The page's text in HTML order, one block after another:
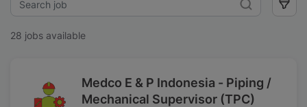
28 jobs available
Medco E & P Indonesia - Piping /
Mechanical Supervisor (TPC)